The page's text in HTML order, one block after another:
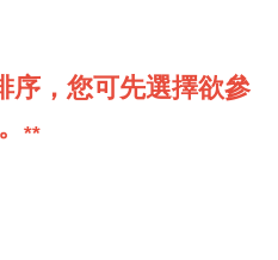
序，您可先選擇欲參
**